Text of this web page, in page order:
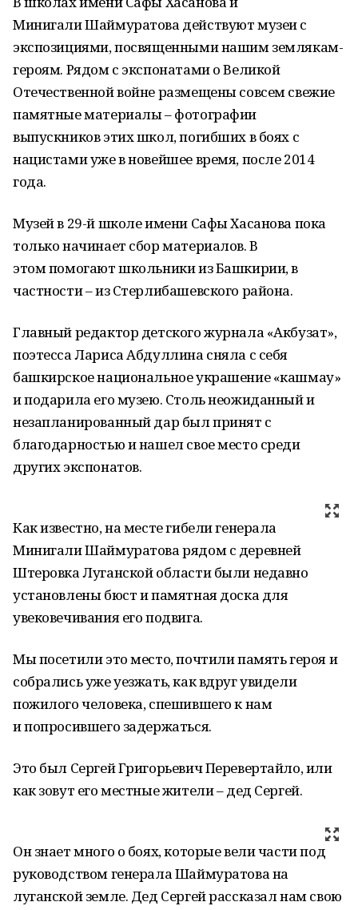
Минигали Шаймуратова действуют музеи с
экспозициями, посвященными нашим землякам-
героям. Рядом с экспонатами о Великой
Отечественной войне размещены совсем свежие
памятные материалы – фотографии
выпускников этих школ, погибших в боях с
нацистами уже в новейшее время, после 2014
года.
Музей в 29-й школе имени Сафы Хасанова пока
только начинает сбор материалов. В
этом помогают школьники из Башкирии, в
частности – из Стерлибашевского района.
Главный редактор детского журнала «Акбузат»,
поэтесса Лариса Абдуллина сняла с себя
башкирское национальное украшение «кашмау»
и подарила его музею. Столь неожиданный и
незапланированный дар был принят с
благодарностью и нашел свое место среди
других экспонатов.
Как известно, на месте гибели генерала
Минигали Шаймуратова рядом с деревней
Штеровка Луганской области были недавно
установлены бюст и памятная доска для
увековечивания его подвига.
Мы посетили это место, почтили память героя и
собрались уже уезжать, как вдруг увидели
пожилого человека, спешившего к нам
и попросившего задержаться.
Это был Сергей Григорьевич Перевертайло, или
как зовут его местные жители – дед Сергей.
Он знает много о боях, которые вели части под
руководством генерала Шаймуратова на
луганской земле. Дед Сергей рассказал нам свою